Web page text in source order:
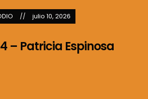
julio 10, 2026
– Patricia Espinosa